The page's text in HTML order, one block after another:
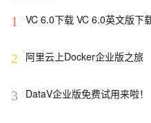
1
VC 6.0下载 VC 6.0英文版下
2 阿里云上Docker企业版之旅
3 DataV企业版免费试用来啦！